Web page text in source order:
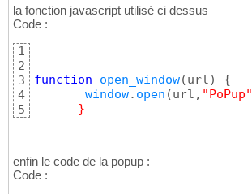
la fonction javascript utilisé ci dessus
Code :
1
2
3
4
5
function open_window(url)
{
window. open (url, "PoPup"
      }
enfin le code de la popup :
Code :